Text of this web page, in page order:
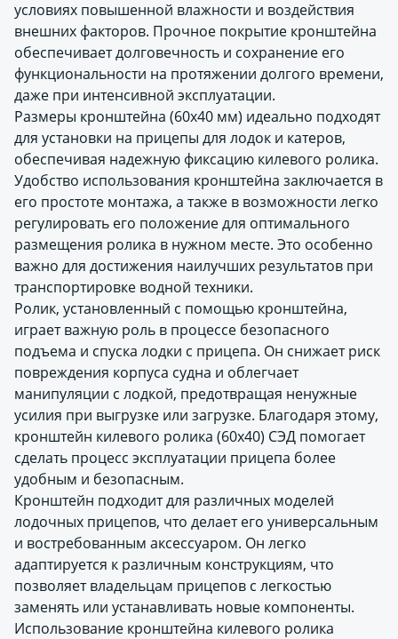
условиях повышенной влажности и воздействия
внешних факторов. Прочное покрытие кронштейна
обеспечивает долговечность и сохранение его
функциональности на протяжении долгого времени,
даже при интенсивной эксплуатации.
Размеры кронштейна (60х40 мм) идеально подходят
для установки на прицепы для лодок и катеров,
обеспечивая надежную фиксацию килевого ролика.
Удобство использования кронштейна заключается в
его простоте монтажа, а также в возможности легко
регулировать его положение для оптимального
размещения ролика в нужном месте. Это особенно
важно для достижения наилучших результатов при
транспортировке водной техники.
Ролик, установленный с помощью кронштейна,
играет важную роль в процессе безопасного
подъема и спуска лодки с прицепа. Он снижает риск
повреждения корпуса судна и облегчает
манипуляции с лодкой, предотвращая ненужные
усилия при выгрузке или загрузке. Благодаря этому,
кронштейн килевого ролика (60х40) СЭД помогает
сделать процесс эксплуатации прицепа более
удобным и безопасным.
Кронштейн подходит для различных моделей
лодочных прицепов, что делает его универсальным
и востребованным аксессуаром. Он легко
адаптируется к различным конструкциям, что
позволяет владельцам прицепов с легкостью
заменять или устанавливать новые компоненты.
Использование кронштейна килевого ролика